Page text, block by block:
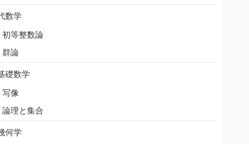
数学
初等整数論
群論
礎数学
写像
論理と集合
何学